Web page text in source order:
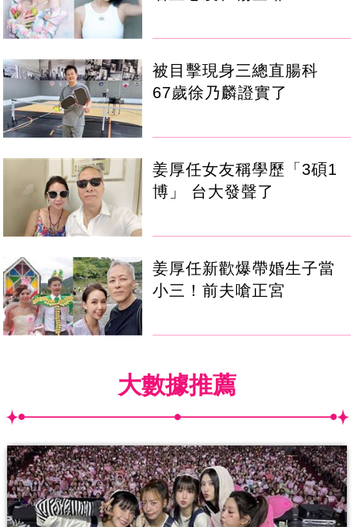
被目擊現身三總直腸科
67歲徐乃麟證實了
姜厚任女友稱學歷「3碩1
博」 台大發聲了
姜厚任新歡爆帶婚生子當
小三！前夫嗆正宮
大數據推薦